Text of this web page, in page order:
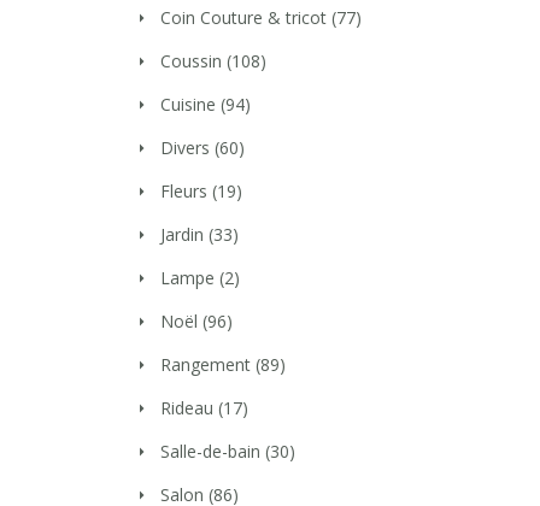
Coin Couture & tricot (77)
Coussin (108)
Cuisine (94)
Divers (60)
Fleurs (19)
Jardin (33)
Lampe (2)
Noël (96)
Rangement (89)
Rideau (17)
Salle-de-bain (30)
Salon (86)